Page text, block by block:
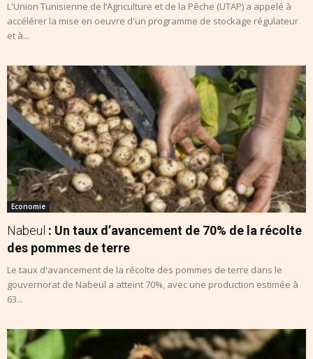
L'Union Tunisienne de l’Agriculture et de la Pêche (UTAP) a appelé à
accélérer la mise en oeuvre d'un programme de stockage régulateur
et à...
Economie
Nabeul : Un taux d’avancement de 70% de la récolte
des pommes de terre
Le taux d'avancement de la récolte des pommes de terre dans le
gouvernorat de Nabeul a atteint 70%, avec une production estimée à
63...